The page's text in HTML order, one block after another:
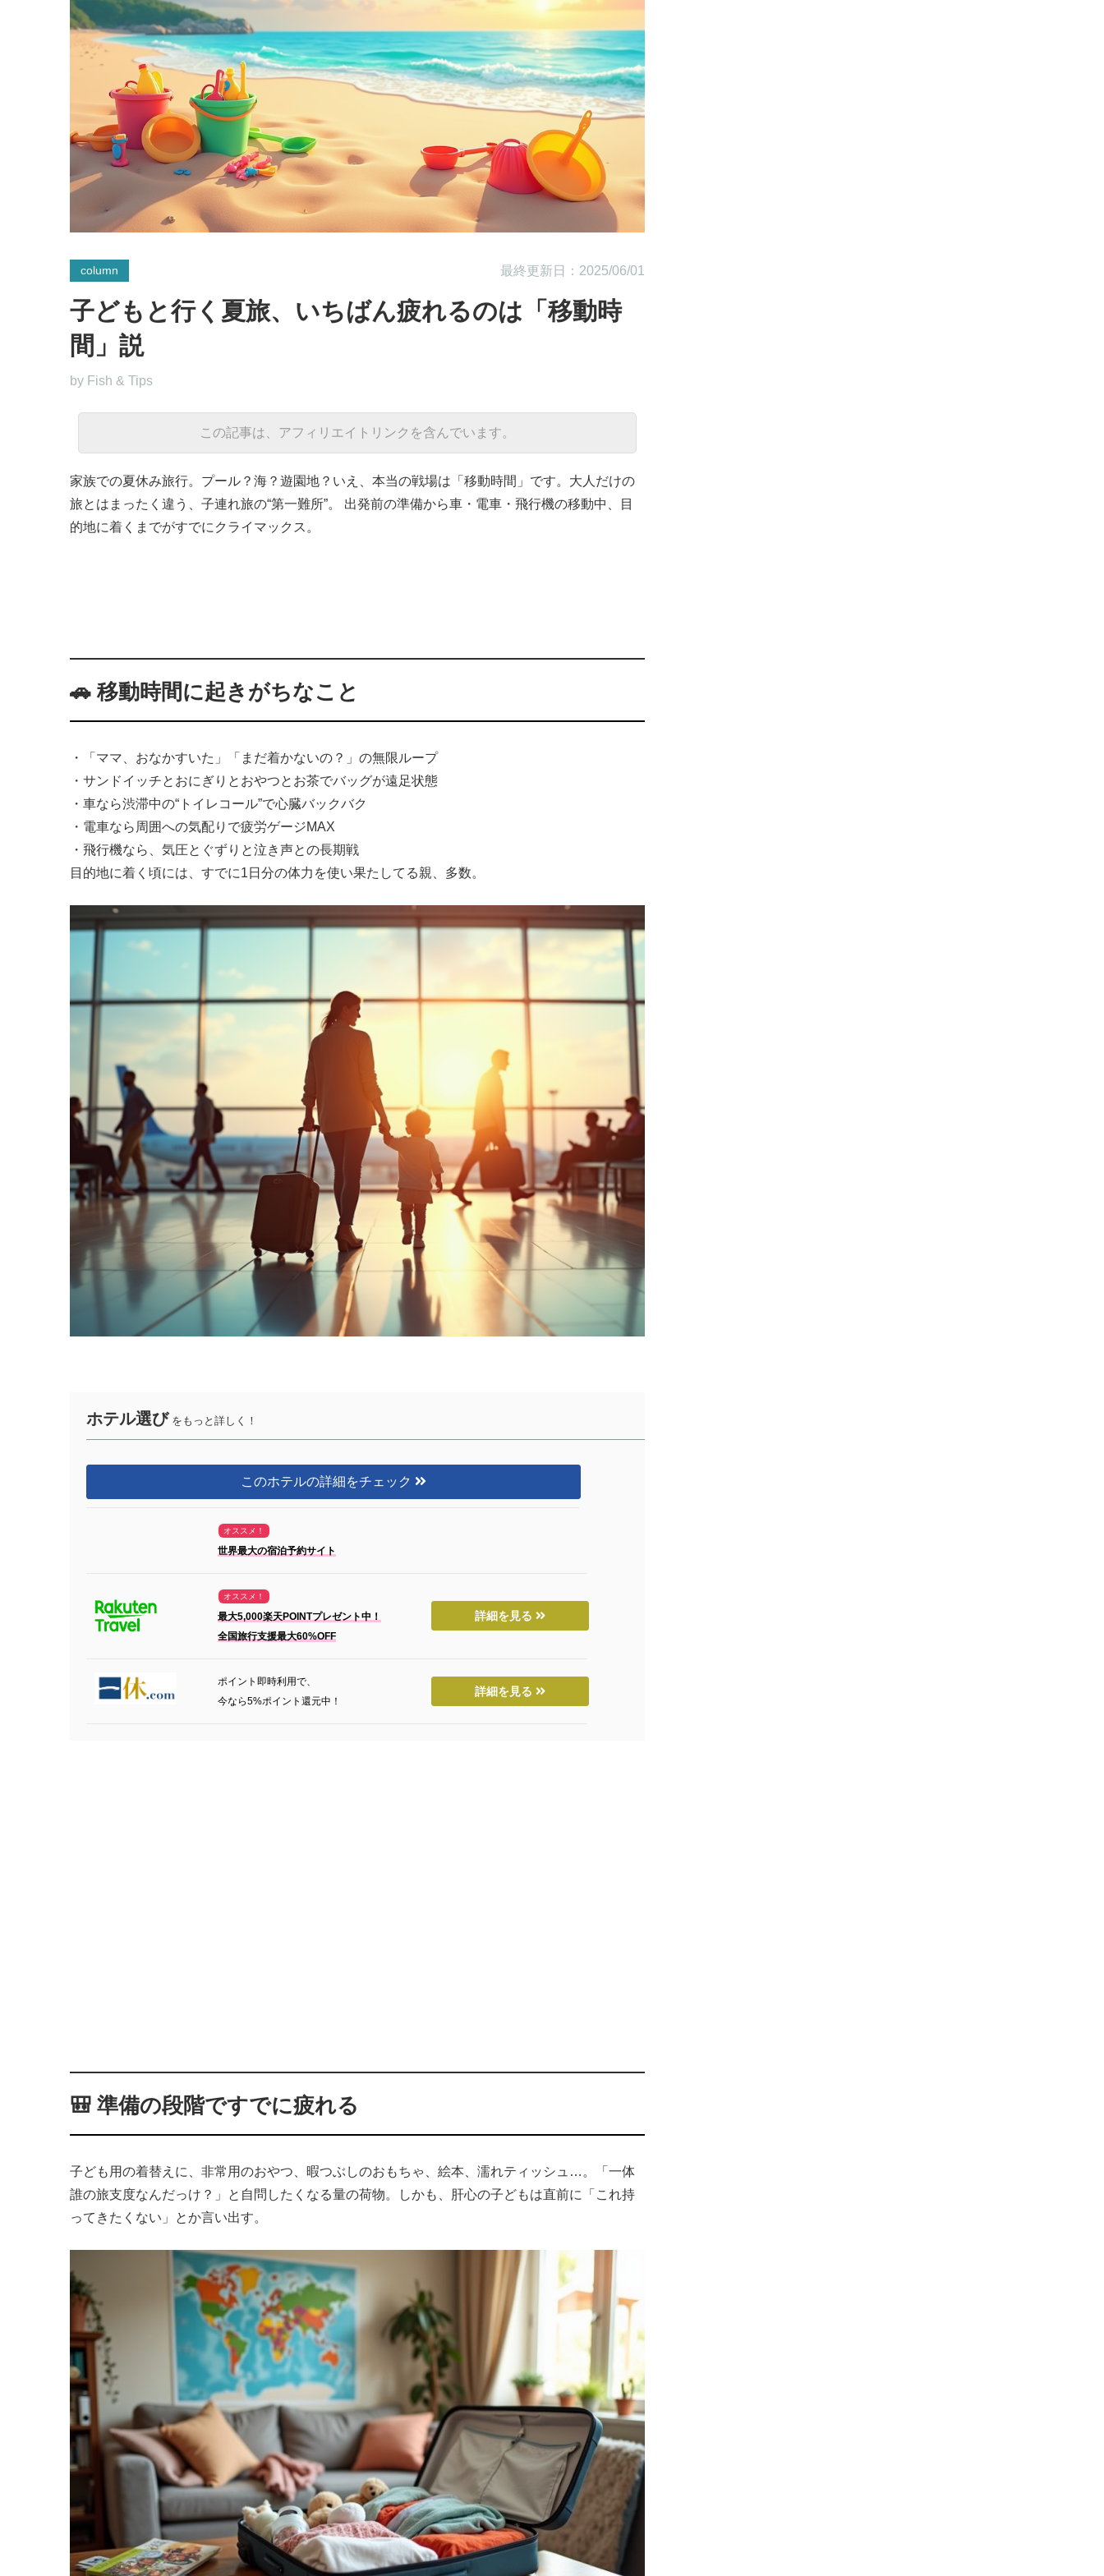
column 最終更新日：2025/06/01
子どもと行く夏旅、いちばん疲れるのは「移動時
間」説
by Fish & Tips
この記事は、アフィリエイトリンクを含んでいます。
家族での夏休み旅行。プール？海？遊園地？いえ、本当の戦場は「移動時間」です。大人だけの
旅とはまったく違う、子連れ旅の“第一難所”。 出発前の準備から車・電車・飛行機の移動中、目
的地に着くまでがすでにクライマックス。
🚗 移動時間に起きがちなこと
・「ママ、おなかすいた」「まだ着かないの？」の無限ループ
・サンドイッチとおにぎりとおやつとお茶でバッグが遠足状態
・車なら渋滞中の“トイレコール”で心臓バックバク
・電車なら周囲への気配りで疲労ゲージMAX
・飛行機なら、気圧とぐずりと泣き声との長期戦
目的地に着く頃には、すでに1日分の体力を使い果たしてる親、多数。
ホテル選びをもっと詳しく！
このホテルの詳細をチェック
オススメ！
世界最大の宿泊予約サイト
オススメ！
最大5,000楽天POINTプレゼント中！
全国旅行支援最大60%OFF
詳細を見る
ポイント即時利用で、
今なら5%ポイント還元中！
詳細を見る
🎒 準備の段階ですでに疲れる
子ども用の着替えに、非常用のおやつ、暇つぶしのおもちゃ、絵本、濡れティッシュ…。「一体
誰の旅支度なんだっけ？」と自問したくなる量の荷物。しかも、肝心の子どもは直前に「これ持
ってきたくない」とか言い出す。